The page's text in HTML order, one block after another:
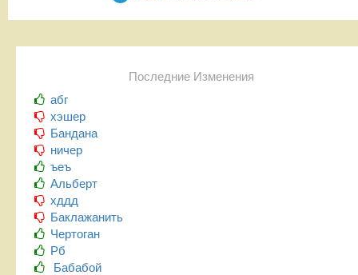
Последние Изменения
абг
хэшер
Бандана
ничер
ъеъ
Альберт
хддд
Баклажанить
Чертоган
Рб
Бабабой